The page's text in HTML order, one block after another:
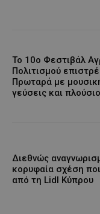
Το 10ο Φεστιβάλ
Πολιτισμού
Πρωταρά με
γεύσεις και
Διεθνώς
κορυφαία σχέση
από τη Lidl Κύπρου